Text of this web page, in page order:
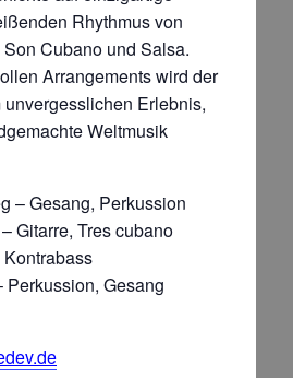
Rhythmus von
Cubano und Salsa.
Arrangements wird der
Erlebnis,
Weltmusik
– Gesang, Perkussion
Gitarre, Tres cubano
Perkussion, Gesang